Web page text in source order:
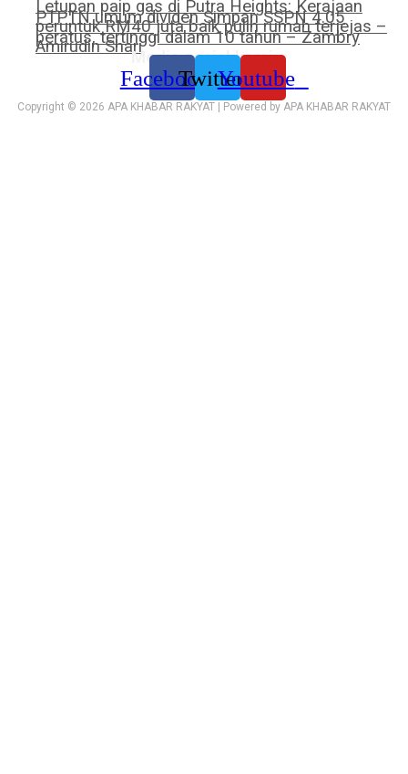
Letupan paip gas di Putra Heights: Kerajaan
peruntuk RM40 juta baik pulih rumah terjejas –
Amirudin Shari
PTPTN umum dividen Simpan SSPN 4.05
peratus, tertinggi dalam 10 tahun – Zambry
Media sosial kami:
FacebookTwitterYoutube
Copyright © 2026 APA KHABAR RAKYAT | Powered by APA KHABAR RAKYAT